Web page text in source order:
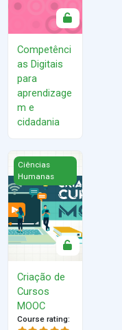
Competênci
as Digitais
para
aprendizage
m e
cidadania
Criação de Cursos MOOC
Ciências
Humanas
Criação de
Cursos
MOOC
Course rating: